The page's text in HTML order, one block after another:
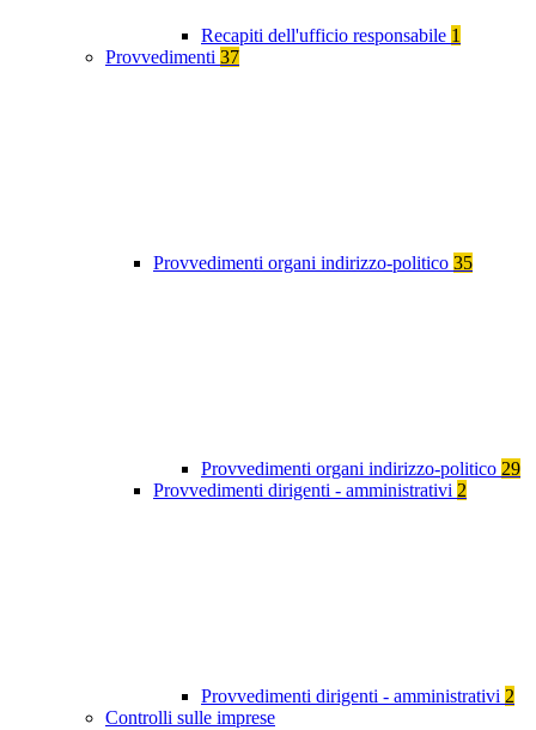
Recapiti dell'ufficio responsabile 1
Provvedimenti 37
Provvedimenti organi indirizzo-politico 35
Provvedimenti organi indirizzo-politico 29
Provvedimenti dirigenti - amministrativi 2
Provvedimenti dirigenti - amministrativi 2
Controlli sulle imprese